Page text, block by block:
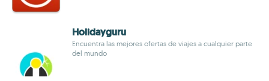
Holidayguru
Encuentra las mejores ofertas de viajes a cualquier parte
del mundo